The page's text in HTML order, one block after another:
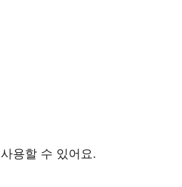
사용할 수 있어요.